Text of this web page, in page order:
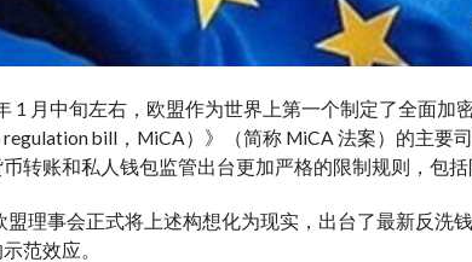
1 月中旬左右，欧盟作为世界上第一个制定了全面加
regulation bill，MiCA）》（简称 MiCA 法案）的主要
转账和私人钱包监管出台更加严格的限制规则，包括
盟理事会正式将上述构想化为现实，出台了最新反洗
范效应。